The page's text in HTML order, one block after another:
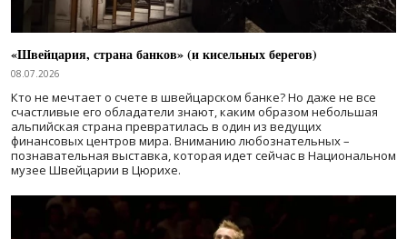
«Швейцария, страна банков» (и кисельных берегов)
08.07.2026
Кто не мечтает о счете в швейцарском банке? Но даже не все
счастливые его обладатели знают, каким образом небольшая
альпийская страна превратилась в один из ведущих
финансовых центров мира. Вниманию любознательных –
познавательная выставка, которая идет сейчас в Национальном
музее Швейцарии в Цюрихе.